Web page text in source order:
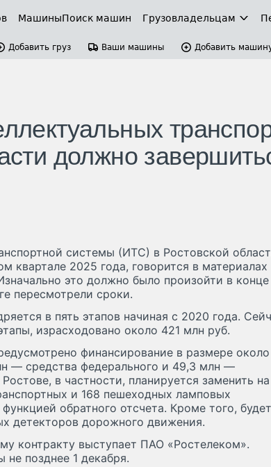
МашиныПоиск машин Грузовладельцам
Добавить груз Ваши машины Добавить
должно
системы (ИТС) в Ростовской
квартале 2025 года, говорится в материалах
это должно было произойти в конце
пересмотрели сроки.
в пять этапов начиная с 2020 года.
израсходовано около 421 млн руб.
финансирование в размере около
— средства федерального и 49,3 млн —
в частности, планируется заменить на
и 168 пешеходных ламповых
обратного отсчета. Кроме того, будет
детекторов дорожного движения.
контракту выступает ПАО «Ростелеком».
позднее 1 декабря.